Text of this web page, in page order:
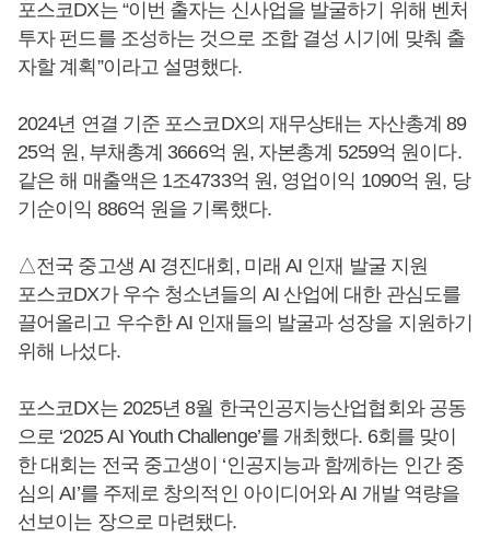
포스코DX는 “이번 출자는 신사업을 발굴하기 위해 벤처
투자 펀드를 조성하는 것으로 조합 결성 시기에 맞춰 출
자할 계획”이라고 설명했다.
2024년 연결 기준 포스코DX의 재무상태는 자산총계 89
25억 원, 부채총계 3666억 원, 자본총계 5259억 원이다.
같은 해 매출액은 1조4733억 원, 영업이익 1090억 원, 당
기순이익 886억 원을 기록했다.
△전국 중고생 AI 경진대회, 미래 AI 인재 발굴 지원
포스코DX가 우수 청소년들의 AI 산업에 대한 관심도를
끌어올리고 우수한 AI 인재들의 발굴과 성장을 지원하기
위해 나섰다.
포스코DX는 2025년 8월 한국인공지능산업협회와 공동
으로 ‘2025 AI Youth Challenge’를 개최했다. 6회를 맞이
한 대회는 전국 중고생이 ‘인공지능과 함께하는 인간 중
심의 AI’를 주제로 창의적인 아이디어와 AI 개발 역량을
선보이는 장으로 마련됐다.